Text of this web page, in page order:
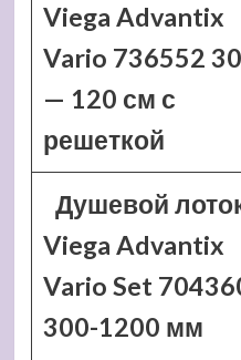
Viega Advantix
Vario 736552 30
— 120 см с
решеткой
Душевой
Viega Advantix
Vario Set
300-1200 мм